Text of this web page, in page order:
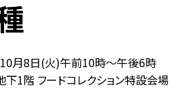
月8日(火)午前10時～午後6時
1階 フードコレクション特設会場